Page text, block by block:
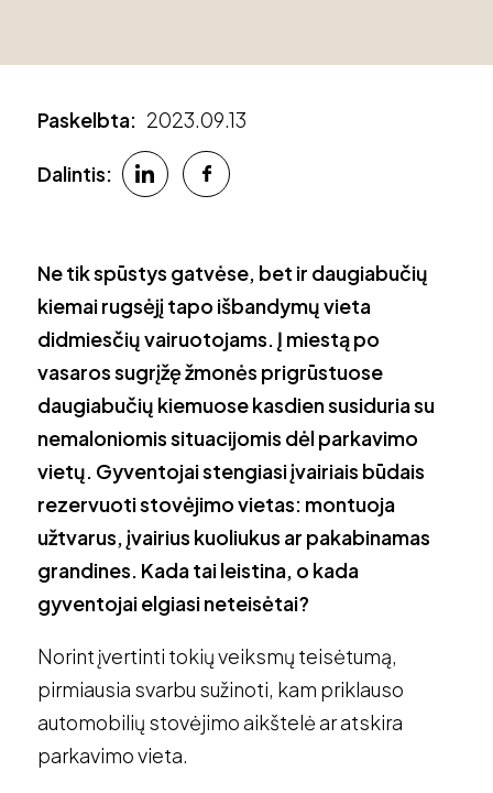
Paskelbta: 2023.09.13
Dalintis:
Ne tik spūstys gatvėse, bet ir daugiabučių
kiemai rugsėjį tapo išbandymų vieta
didmiesčių vairuotojams. Į miestą po
vasaros sugrįžę žmonės prigrūstuose
daugiabučių kiemuose kasdien susiduria su
nemaloniomis situacijomis dėl parkavimo
vietų. Gyventojai stengiasi įvairiais būdais
rezervuoti stovėjimo vietas: montuoja
užtvarus, įvairius kuoliukus ar pakabinamas
grandines. Kada tai leistina, o kada
gyventojai elgiasi neteisėtai?
Norint įvertinti tokių veiksmų teisėtumą,
pirmiausia svarbu sužinoti, kam priklauso
automobilių stovėjimo aikštelė ar atskira
parkavimo vieta.